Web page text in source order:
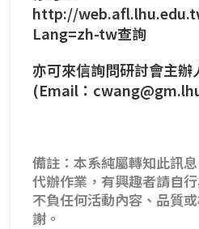
http://
Lang=zh-tw查詢
亦可來信詢問研討會主辦
(Email：
備註：本系純屬轉知此訊
代辦作業，有興趣者請自
不負任何活動內容、品質
謝。